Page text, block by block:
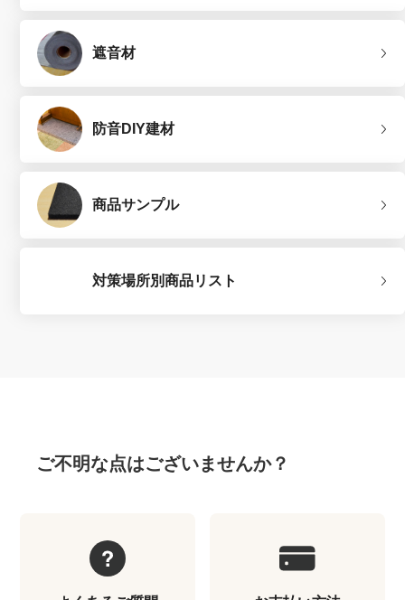
遮音材
防音DIY建材
商品サンプル
対策場所別商品リスト
ご不明な点はございませんか？